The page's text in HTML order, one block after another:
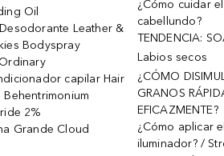
Oil
Leather &
Bodyspray
capilar Hair
Behentrimonium
2%
Grande Cloud
¿Cómo cuidar
cabellundo?
TENDENCIA:
Labios secos
¿CÓMO
GRANOS
EFICAZMENTE?
¿Cómo aplicar el
iluminador? /